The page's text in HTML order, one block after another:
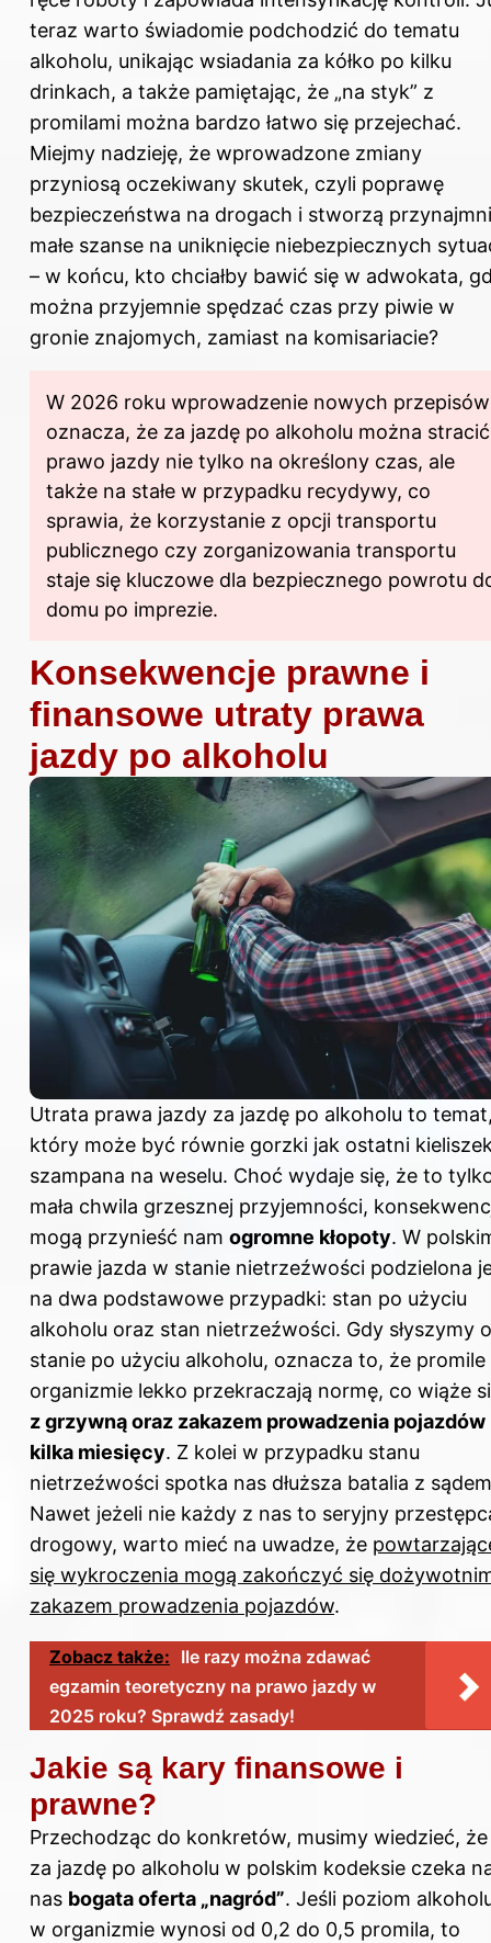
teraz warto świadomie podchodzić do tematu
alkoholu, unikając wsiadania za kółko po kilku
drinkach, a także pamiętając, że „na styk” z
promilami można bardzo łatwo się przejechać.
Miejmy nadzieję, że wprowadzone zmiany
przyniosą oczekiwany skutek, czyli poprawę
bezpieczeństwa na drogach i stworzą
małe szanse na uniknięcie niebezpiecznych
– w końcu, kto chciałby bawić się w adwokata,
można przyjemnie spędzać czas przy piwie w
gronie znajomych, zamiast na komisariacie?
W 2026 roku wprowadzenie nowych przepisów
oznacza, że za jazdę po alkoholu można stracić
prawo jazdy nie tylko na określony czas, ale
także na stałe w przypadku recydywy, co
sprawia, że korzystanie z opcji transportu
publicznego czy zorganizowania transportu
staje się kluczowe dla bezpiecznego powrotu
domu po imprezie.
Konsekwencje prawne i
finansowe utraty prawa
jazdy po alkoholu
Utrata prawa jazdy za jazdę po alkoholu to
który może być równie gorzki jak ostatni
szampana na weselu. Choć wydaje się, że to
mała chwila grzesznej przyjemności,
mogą przynieść nam ogromne kłopoty. W
prawie jazda w stanie nietrzeźwości podzielona
na dwa podstawowe przypadki: stan po użyciu
alkoholu oraz stan nietrzeźwości. Gdy słyszymy o
stanie po użyciu alkoholu, oznacza to, że promile
organizmie lekko przekraczają normę, co wiąże
z grzywną oraz zakazem prowadzenia pojazdów
kilka miesięcy. Z kolei w przypadku stanu
nietrzeźwości spotka nas dłuższa batalia z
Nawet jeżeli nie każdy z nas to seryjny
drogowy, warto mieć na uwadze, że
się wykroczenia mogą zakończyć się
zakazem prowadzenia pojazdów.
Zobacz także: Ile razy można zdawać
egzamin teoretyczny na prawo jazdy w
2025 roku? Sprawdź zasady!
Jakie są kary finansowe i
prawne?
Przechodząc do konkretów, musimy wiedzieć, że
za jazdę po alkoholu w polskim kodeksie czeka
nas bogata oferta „nagród”. Jeśli poziom
w organizmie wynosi od 0,2 do 0,5 promila, to